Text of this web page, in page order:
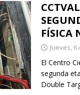
FÍSICA
Jueves, 6
El Centro
segunda
Double